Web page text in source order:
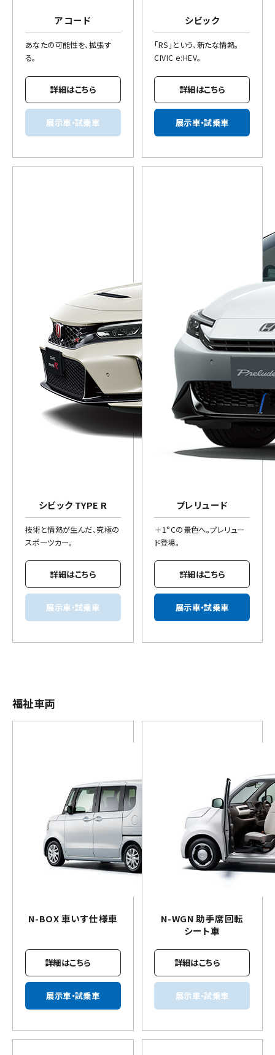
アコード
あなたの可能性を、拡張す
る。
詳細はこちら
展示車・試乗車
シビック
「RS」という、新たな情熱。
CIVIC e:HEV。
詳細はこちら
展示車・試乗車
シビック TYPE R
技術と情熱が生んだ、究極の
スポーツカー。
詳細はこちら
展示車・試乗車
プレリュード
＋1°Cの景色へ。プレリュー
ド登場。
詳細はこちら
展示車・試乗車
福祉車両
N-BOX車いす仕様車
詳細はこちら
展示車・試乗車
N-WGN 助手席回転
シート車
詳細はこちら
展示車・試乗車